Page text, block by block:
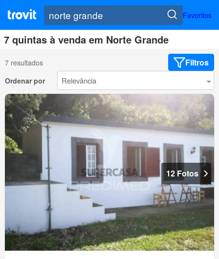
Favoritos
7 quintas à venda em Norte Grande
7 resultados Filtros
Ordenar por
12 Fotos